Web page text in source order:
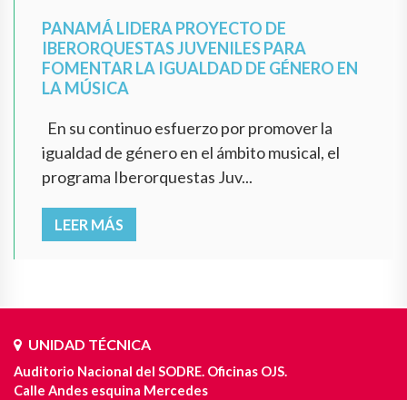
PANAMÁ LIDERA PROYECTO DE
IBERORQUESTAS JUVENILES PARA
FOMENTAR LA IGUALDAD DE GÉNERO EN
LA MÚSICA
En su continuo esfuerzo por promover la
igualdad de género en el ámbito musical, el
programa Iberorquestas Juv...
LEER MÁS
UNIDAD TÉCNICA
Auditorio Nacional del SODRE. Oficinas OJS.
Calle Andes esquina Mercedes